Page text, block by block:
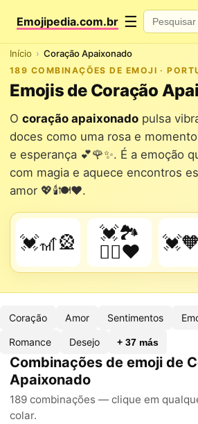
Emojipedia.com.br ☰
Início Coração Apaixonado
189 COMBINAÇÕES DE EMOJI ·
Emojis de Coração
O coração apaixonado pulsa
doces como uma rosa e
e esperança 💕🌹✨. É a emoção
com magia e aquece encontros
amor 💖🕯️🍽️❤️.
💓🎢🎡
💓🏞️
🚶‍♂️❤️
Coração Amor Sentimentos
Romance Desejo + 37 más
Combinações de emoji de
Apaixonado
189 combinações — clique em
colar.